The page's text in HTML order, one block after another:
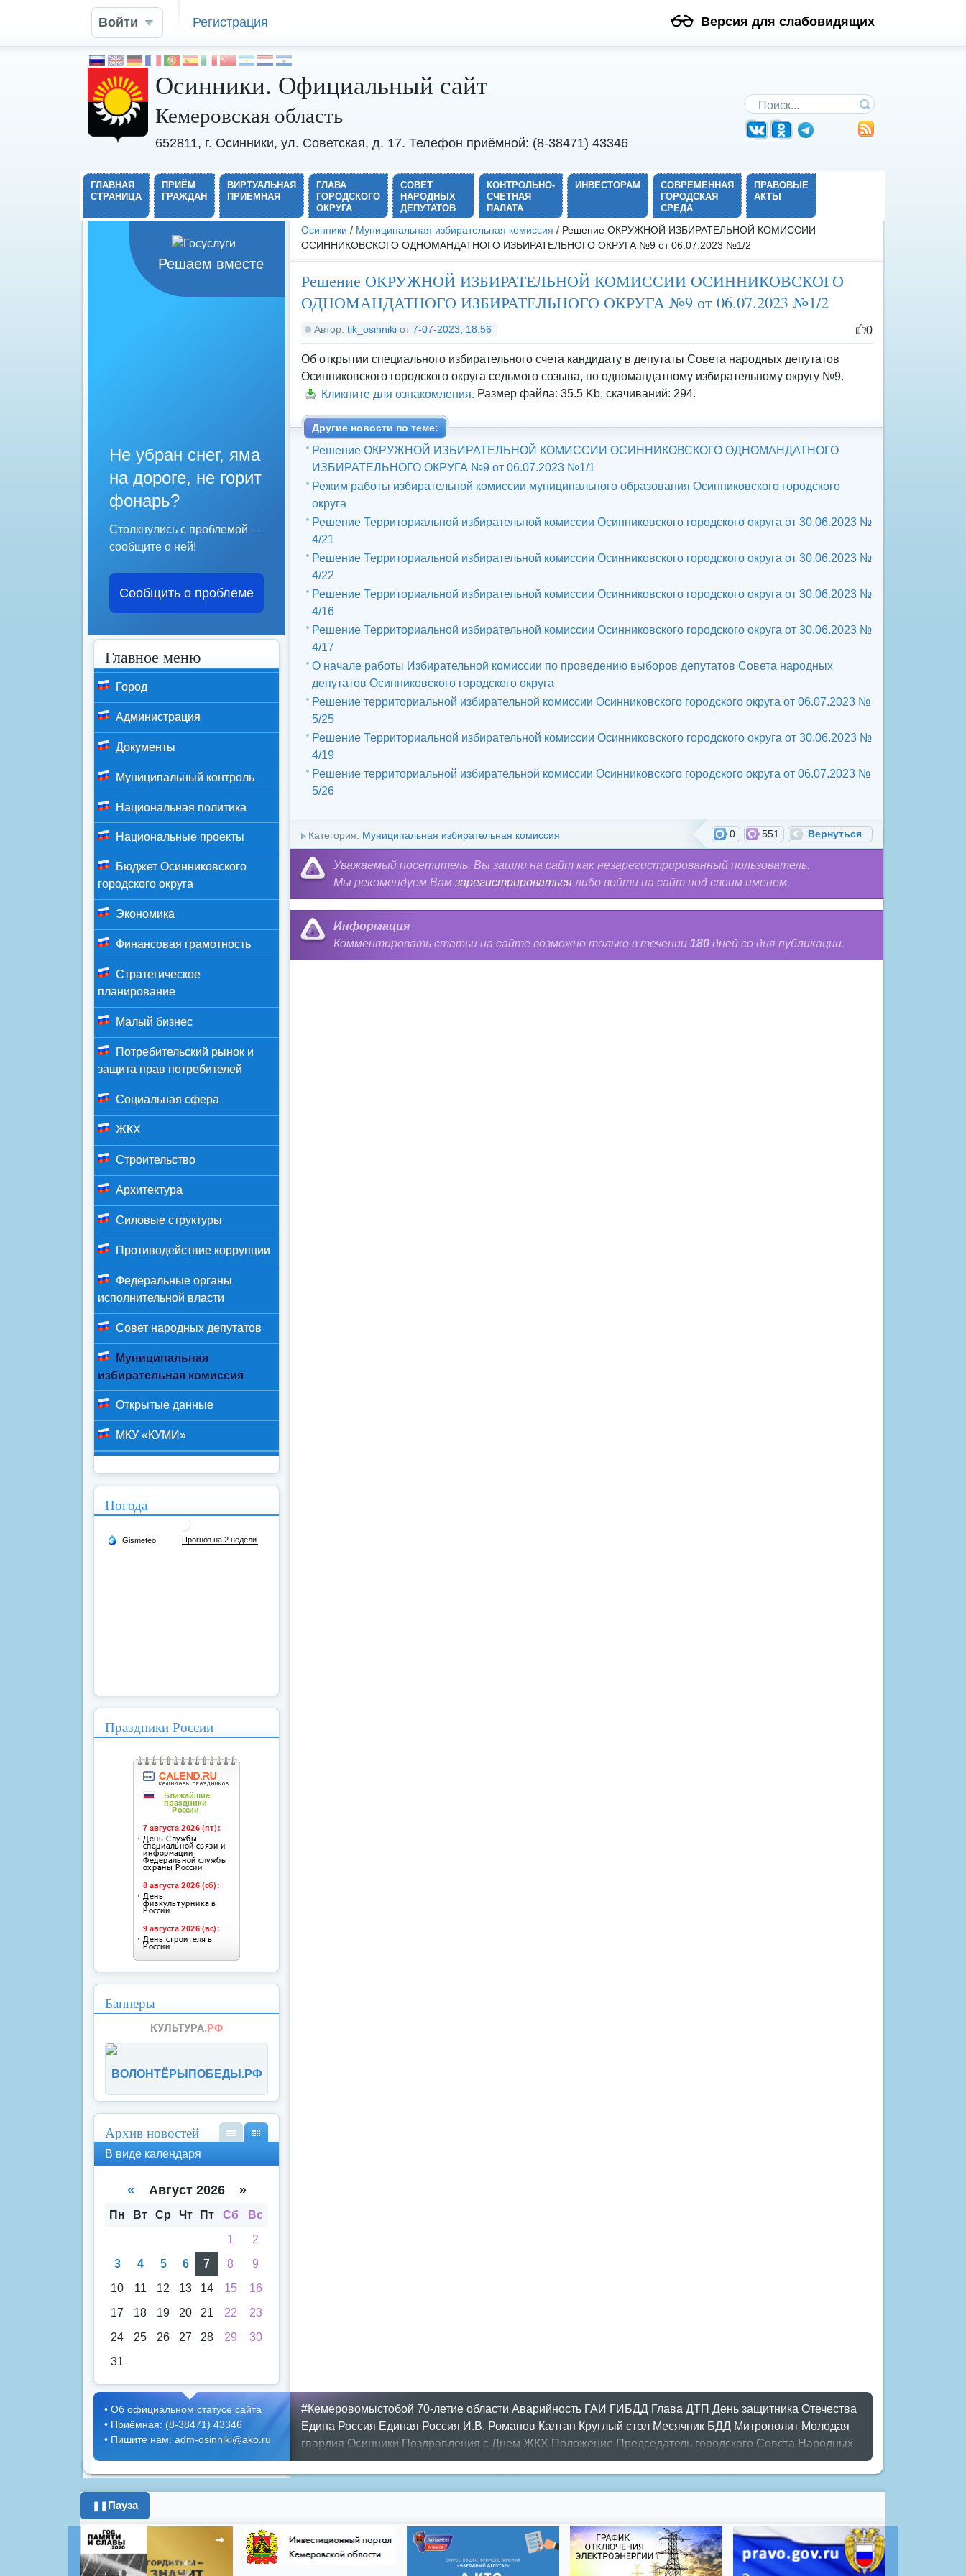
Версия для слабовидящих
Войти Регистрация
Поиск по сайту
Осинники. Официальный сайт
Кемеровская область
652811, г. Осинники, ул. Советская, д. 17. Телефон приёмной: (8-38471) 43346
ГЛАВНАЯ
СТРАНИЦА
ПРИЁМ
ГРАЖДАН
ВИРТУАЛЬНАЯ
ПРИЕМНАЯ
ГЛАВА
ГОРОДСКОГО
ОКРУГА
СОВЕТ
НАРОДНЫХ
ДЕПУТАТОВ
КОНТРОЛЬНО-
СЧЕТНАЯ
ПАЛАТА
ИНВЕСТОРАМ
СОВРЕМЕННАЯ
ГОРОДСКАЯ
СРЕДА
ПРАВОВЫЕ
АКТЫ
Осинники / Муниципальная избирательная комиссия / Решение ОКРУЖНОЙ ИЗБИРАТЕЛЬНОЙ КОМИССИИ
ОСИННИКОВСКОГО ОДНОМАНДАТНОГО ИЗБИРАТЕЛЬНОГО ОКРУГА №9 от 06.07.2023 №1/2
Решение ОКРУЖНОЙ ИЗБИРАТЕЛЬНОЙ КОМИССИИ ОСИННИКОВСКОГО
ОДНОМАНДАТНОГО ИЗБИРАТЕЛЬНОГО ОКРУГА №9 от 06.07.2023 №1/2
Автор: tik_osinniki от 7-07-2023, 18:56 0
Об открытии специального избирательного счета кандидату в депутаты Совета народных депутатов
Осинниковского городского округа седьмого созыва, по одномандатному избирательному округу №9.
Кликните для ознакомления. Размер файла: 35.5 Kb, скачиваний: 294.
Другие новости по теме:
Решение ОКРУЖНОЙ ИЗБИРАТЕЛЬНОЙ КОМИССИИ ОСИННИКОВСКОГО ОДНОМАНДАТНОГО
ИЗБИРАТЕЛЬНОГО ОКРУГА №9 от 06.07.2023 №1/1
Режим работы избирательной комиссии муниципального образования Осинниковского городского
округа
Решение Территориальной избирательной комиссии Осинниковского городского округа от 30.06.2023 №
4/21
Решение Территориальной избирательной комиссии Осинниковского городского округа от 30.06.2023 №
4/22
Решение Территориальной избирательной комиссии Осинниковского городского округа от 30.06.2023 №
4/16
Решение Территориальной избирательной комиссии Осинниковского городского округа от 30.06.2023 №
4/17
О начале работы Избирательной комиссии по проведению выборов депутатов Совета народных
депутатов Осинниковского городского округа
Решение территориальной избирательной комиссии Осинниковского городского округа от 06.07.2023 №
5/25
Решение Территориальной избирательной комиссии Осинниковского городского округа от 30.06.2023 №
4/19
Решение территориальной избирательной комиссии Осинниковского городского округа от 06.07.2023 №
5/26
Вернуться
551
0
Категория: Муниципальная избирательная комиссия
Уважаемый посетитель, Вы зашли на сайт как незарегистрированный пользователь.
Мы рекомендуем Вам зарегистрироваться либо войти на сайт под своим именем.
Информация
Комментировать статьи на сайте возможно только в течении 180 дней со дня публикации.
Решаем вместе
Не убран снег, яма
на дороге, не горит
фонарь?
Столкнулись с проблемой —
сообщите о ней!
Сообщить о проблеме
Главное меню
Город
Администрация
Документы
Муниципальный контроль
Национальная политика
Национальные проекты
Бюджет Осинниковского
городского округа
Экономика
Финансовая грамотность
Стратегическое
планирование
Малый бизнес
Потребительский рынок и
защита прав потребителей
Социальная сфера
ЖКХ
Строительство
Архитектура
Силовые структуры
Противодействие коррупции
Федеральные органы
исполнительной власти
Совет народных депутатов
Муниципальная
избирательная комиссия
Открытые данные
МКУ «КУМИ»
Погода
Праздники России
Баннеры
ВОЛОНТЁРЫПОБЕДЫ.РФ
Архив новостей
кал
аря
спи
В виде календаря
« Август 2026 »
Пн Вт Ср Чт Пт Сб
Вс
1
2
3
4 5 6 7 8
9
10
11 12 13 14 15
16
17
18 19 20 21 22
23
24
25 26 27 28 29
30
31
#Кемеровомыстобой 70-летие области Аварийность ГАИ ГИБДД Глава ДТП День защитника Отечества
Едина Россия Единая Россия И.В. Романов Калтан Круглый стол Месячник БДД Митрополит Молодая
гвардия Осинники Поздравления с Днем ЖКХ Положение Председатель городского Совета Народных
депутатов Приём граждан Противопожарная безопасность Регламент Романов Торбоковские чтения
город день города ипотека история кадастровый центр межевой план мороз новый год опрос полигон
служба федеральная целевая программа цифровое телевидение школьники энергетика
• Об официальном статусе сайта
• Приёмная: (8-38471) 43346
• Пишите нам: adm-osinniki@ako.ru
❚❚ Пауза